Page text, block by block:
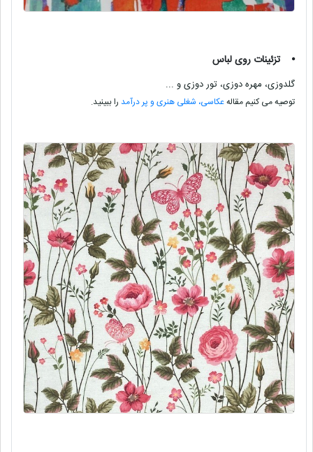
⦁ تزئینات روی لباس
گلدوزی، مهره دوزی، تور دوزی و ...
توصیه می کنیم مقالهعکاسی، شغلی هنری و پر درآمد را ببینید.